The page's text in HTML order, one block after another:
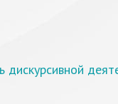
дискурсивной